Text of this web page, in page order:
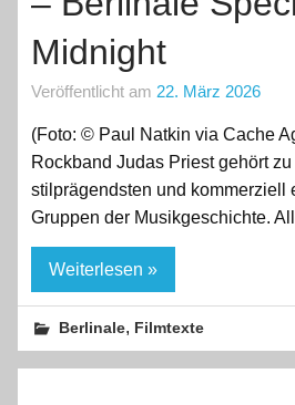
Midnight
Veröffentlicht am 22. März 2026
(Foto: © Paul Natkin via Cache
Rockband Judas Priest gehört
stilprägendsten und kommerziell
Gruppen der Musikgeschichte.
Weiterlesen »
Berlinale, Filmtexte